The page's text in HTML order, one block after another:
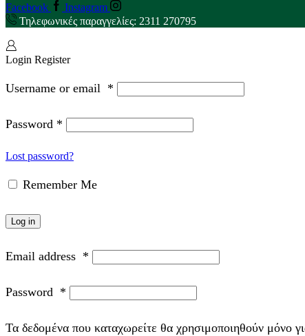
Facebook
Instagram
Τηλεφωνικές παραγγελίες: 2311 270795
Login Register
Username or email *
Password *
Lost password?
Remember Me
Log in
Email address *
Password *
Τα δεδομένα που καταχωρείτε θα χρησιμοποιηθούν μόνο